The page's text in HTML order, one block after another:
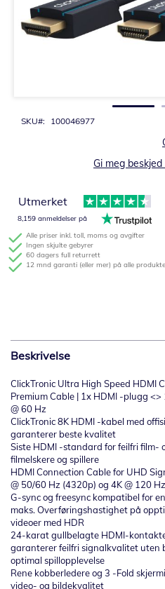
SKU 100046977
Gi meg
Alle priser inkl. toll, moms og avgifter
Ingen skjulte gebyrer
60 dagers full returrett
12 mnd garanti (eller mer) på alle
Utmerket
8,159 anmeldelser på
Beskrivelse
ClickTronic Ultra High Speed ​​HDMI
Premium Cable | 1x HDMI -plugg
@ 60 Hz
ClickTronic 8K HDMI -kabel med
garanterer beste kvalitet
Siste HDMI -standard for feilfri film-
filmelskere og spillere
HDMI Connection Cable for UHD
@ 50/60 Hz (4320p) og 4K @ 120
G-sync og freesync kompatibel for
maks. Overføringshastighet på
videoer med HDR
24-karat gullbelagte HDMI-
garanterer feilfri signalkvalitet uten
optimal spillopplevelse
Rene kobberledere og 3 -Fold
video- og bildekvalitet